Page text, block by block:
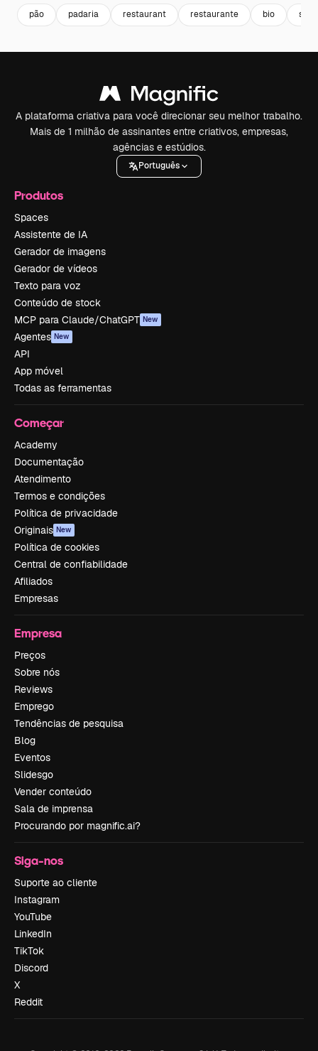
pão padaria restaurant restaurante bio
A plataforma criativa para você direcionar seu melhor trabalho.
Mais de 1 milhão de assinantes entre criativos, empresas,
agências e estúdios.
Português
Produtos
Spaces
Assistente de IA
Gerador de imagens
Gerador de vídeos
Texto para voz
Conteúdo de stock
MCP para Claude/ChatGPT New
Agentes New
API
App móvel
Todas as ferramentas
Começar
Academy
Documentação
Atendimento
Termos e condições
Política de privacidade
Originais New
Política de cookies
Central de confiabilidade
Afiliados
Empresas
Empresa
Preços
Sobre nós
Reviews
Emprego
Tendências de pesquisa
Blog
Eventos
Slidesgo
Vender conteúdo
Sala de imprensa
Procurando por magnific.ai?
Siga-nos
Suporte ao cliente
Instagram
YouTube
LinkedIn
TikTok
Discord
X
Reddit